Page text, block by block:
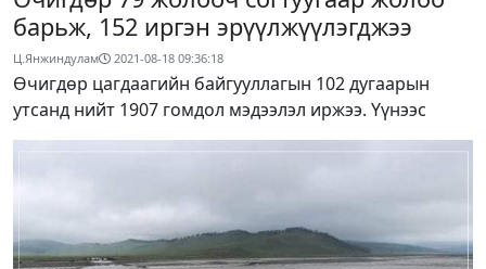
барьж, 152 иргэн эрүүлжүүлэгджээ
Ц.Янжиндулам 2021-08-18 09:36:18
Өчигдөр цагдаагийн байгууллагын 102 дугаарын
утсанд нийт 1907 гомдол мэдээлэл иржээ. Үүнээс